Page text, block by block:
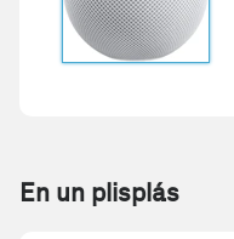
En un plisplás